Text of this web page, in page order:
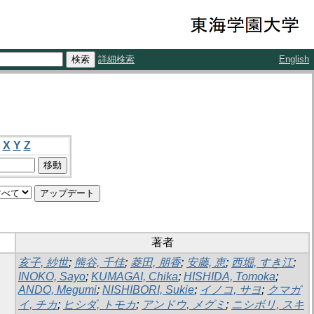
詳細検索 English
X Y Z
著者
亥子, 紗世; 熊谷, 千佳; 菱田, 朋香; 安藤, 恵; 西堀, すき江;
INOKO, Sayo; KUMAGAI, Chika; HISHIDA, Tomoka;
ANDO, Megumi; NISHIBORI, Sukie; イノコ, サヨ; クマガ
イ, チカ; ヒシダ, トモカ; アンドウ, メグミ ; ニシボリ, スキ